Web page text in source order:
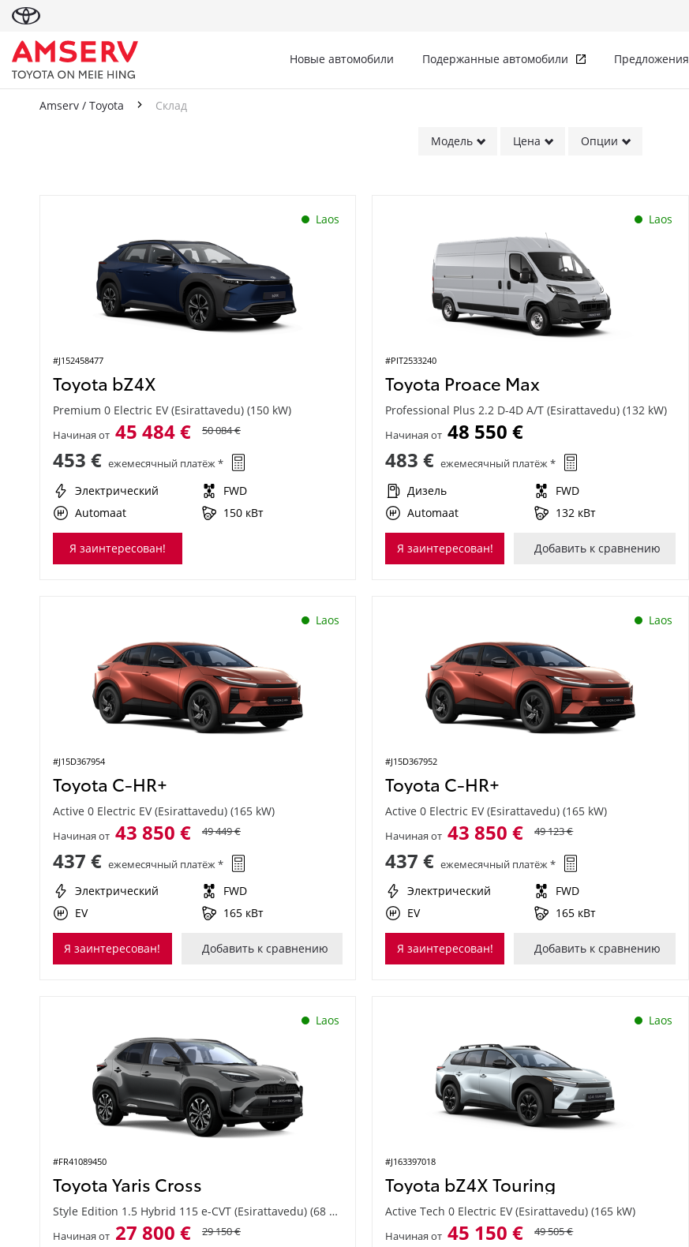
Новые автомобили Подержанные автомобили Предложения
Amserv / Toyota Склад
Модель Цена Опции
Laos
#J152458477
Toyota bZ4X
Premium 0 Electric EV (Esirattavedu) (150 kW)
Начиная от 45 484 € 50 084 €
453 € ежемесячный платёж *
Электрический
FWD
Automaat
150 кВт
Я заинтересован!
Laos
#PIT2533240
Toyota Proace Max
Professional Plus 2.2 D-4D A/T (Esirattavedu) (132 kW)
Начиная от 48 550 €
483 € ежемесячный платёж *
Дизель
FWD
Automaat
132 кВт
Я заинтересован! Добавить к сравнению
Laos
#J15D367954
Toyota C-HR+
Active 0 Electric EV (Esirattavedu) (165 kW)
Начиная от 43 850 € 49 449 €
437 € ежемесячный платёж *
Электрический
FWD
EV
165 кВт
Я заинтересован! Добавить к сравнению
Laos
#J15D367952
Toyota C-HR+
Active 0 Electric EV (Esirattavedu) (165 kW)
Начиная от 43 850 € 49 123 €
437 € ежемесячный платёж *
Электрический
FWD
EV
165 кВт
Я заинтересован! Добавить к сравнению
Laos
#FR41089450
Toyota Yaris Cross
Style Edition 1.5 Hybrid 115 e-CVT (Esirattavedu) (68 kW)
Начиная от 27 800 € 29 150 €
Laos
#J163397018
Toyota bZ4X Touring
Active Tech 0 Electric EV (Esirattavedu) (165 kW)
Начиная от 45 150 € 49 505 €